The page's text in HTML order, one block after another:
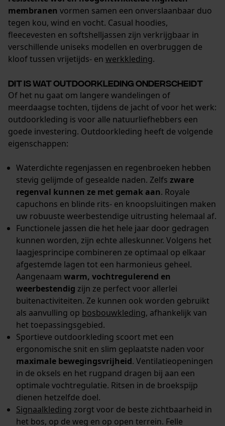
membranen vormen samen een onverslaanbaar duo
tegen kou, wind en vocht. Casual hoodies,
fleecevesten en softshelljassen zijn verkrijgbaar in
verschillende uniseks modellen en overbruggen de
kloof tussen vrijetijds- en werkkleding.
Dit is wat outdoorkleding onderscheidt
Of het nu gaat om langere wandelingen of
meerdaagse tochten, tijdens de jacht of voor het werk:
outdoorkleding is voor alle natuurliefhebbers een
goede investering. Outdoorkleding heeft de volgende
eigenschappen:
Waterdichte regenjassen en regenbroeken hebben
stevig gelijmde of gesealde naden. Zelfs zware
regenval kunnen ze met gemak aan. Royale
capuchons en blinde rits- en knoopsluitingen maken
uw robuuste weerbestendige uitrusting helemaal af.
Functionele jassen die het hele jaar door gedragen
kunnen worden, zijn echte alleskunner. Volgens het
laagjesprincipe combineren ze optimaal op elkaar
afgestemde lagen tot een harmonieus geheel.
Aangenaam warm, vochtregulerend en
weerbestendig zijn ze perfect voor allerlei
buitenactiviteiten. Ze kunnen ook worden gebruikt
als aanvulling op bosbouwkleding, afhankelijk van
het toepassingsgebied.
Sportieve outdoorkleding scoort met een
ergonomische snit en slim geplaatste naden voor
maximale bewegingsvrijheid. Ventilatieopeningen
in de oksels en het rugpand dragen bij aan een
optimale vochtregulatie. Ritsen in de broekspijp
dienen hetzelfde doel.
Signaalkleding zorgt voor de beste zichtbaarheid in
het bos, op de weg en op open terrein. Felle
Gepersonaliseerde homepage
Opgeslagen winkelwagen
Persoonlijke begroeting
Geo-IP en gebruikersdetectie
Google Maps
Marketing Cookies
Google Global Site Tag
Microsoft Advertising Universal
Event Tracking
Survicate